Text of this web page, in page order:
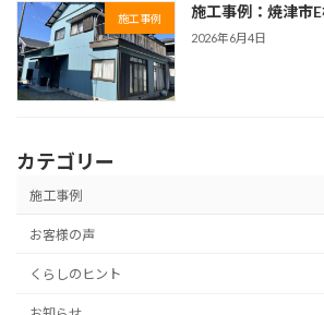
施工事例 施工事例：焼津市
2026年6月4日
カテゴリー
施工事例
お客様の声
くらしのヒント